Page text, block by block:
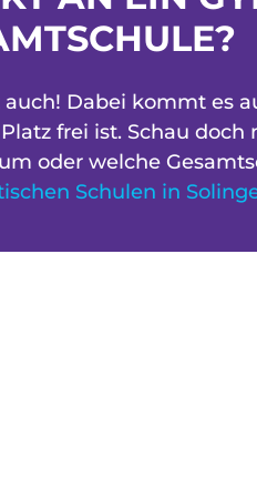
auch! Dabei kommt es
frei ist. Schau
oder welche
Schulen in